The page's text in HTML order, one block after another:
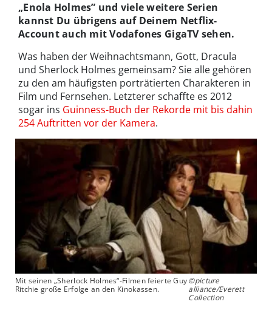
„Enola Holmes” und viele weitere Serien
kannst Du übrigens auf Deinem Netflix-
Account auch mit Vodafones GigaTV sehen.
Was haben der Weihnachtsmann, Gott, Dracula
und Sherlock Holmes gemeinsam? Sie alle gehören
zu den am häufigsten porträtierten Charakteren in
Film und Fernsehen. Letzterer schaffte es 2012
sogar ins Guinness-Buch der Rekorde mit bis dahin
254 Auftritten vor der Kamera.
Mit seinen „Sherlock Holmes“-Filmen feierte Guy
Ritchie große Erfolge an den Kinokassen.
©picture
alliance/Everett
Collection